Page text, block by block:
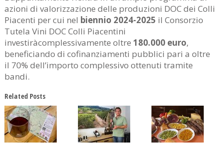
azioni di valorizzazione delle produzioni DOC dei Colli
Piacenti per cui nel biennio 2024-2025 il Consorzio
Tutela Vini DOC Colli Piacentini
investiràcomplessivamente oltre 180.000 euro,
beneficiando di cofinanziamenti pubblici pari a oltre
il 70% dell’importo complessivo ottenuti tramite
bandi.
Related Posts